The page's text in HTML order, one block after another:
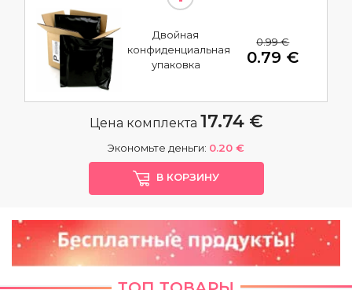
Двойная
конфиденциальная
упаковка
0.99 €
0.79 €
Цена комплекта 17.74 €
Экономьте деньги: 0.20 €
В КОРЗИНУ